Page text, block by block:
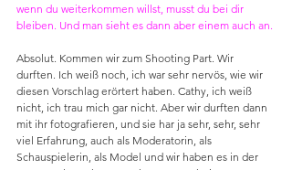
wenn du weiterkommen willst, musst du bei dir
bleiben. Und man sieht es dann aber einem auch an.
Absolut. Kommen wir zum Shooting Part. Wir
durften. Ich weiß noch, ich war sehr nervös, wie wir
diesen Vorschlag erörtert haben. Cathy, ich weiß
nicht, ich trau mich gar nicht. Aber wir durften dann
mit ihr fotografieren, und sie har ja sehr, sehr, sehr
viel Erfahrung, auch als Moderatorin, als
Schauspielerin, als Model und wir haben es in der